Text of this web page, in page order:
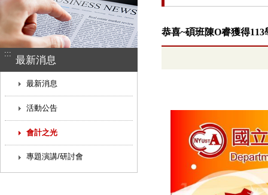
:::
最新消息
最新消息
活動公告
會計之光
專題演講/研討會
恭喜~碩班陳O睿獲得